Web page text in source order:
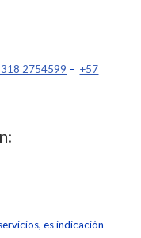
2754599 – +57
es indicación